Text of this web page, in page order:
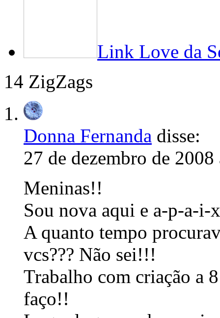
Link Love da
14 ZigZags
Donna Fernanda disse:
27 de dezembro de 2008
Meninas!!
Sou nova aqui e a-p-a-
A quanto tempo
vcs??? Não sei!!!
Trabalho com criação a
faço!!